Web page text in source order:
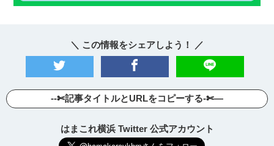
＼ この情報をシェアしよう！ ／
--✄記事タイトルとURLをコピーする-✄—
はまこれ横浜 Twitter 公式アカウント